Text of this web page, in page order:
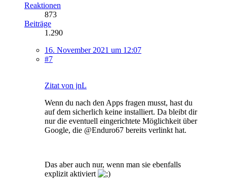
Reaktionen
873
Beiträge
1.290
16. November 2021 um 12:07
#7
Zitat von jnL
Wenn du nach den Apps fragen musst, hast du
auf dem sicherlich keine installiert. Da bleibt dir
nur die eventuell eingerichtete Möglichkeit über
Google, die @Enduro67 bereits verlinkt hat.
Das aber auch nur, wenn man sie ebenfalls
explizit aktiviert